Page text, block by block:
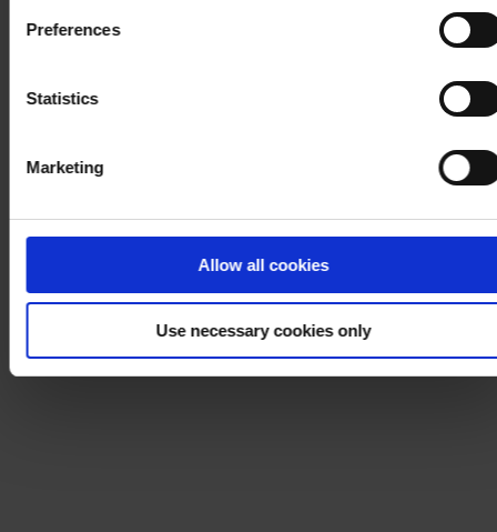
. If you would like to know more how we
process your personal data, please visit our
Preferences
Statistics
Marketing
Allow all cookies
Use necessary cookies only